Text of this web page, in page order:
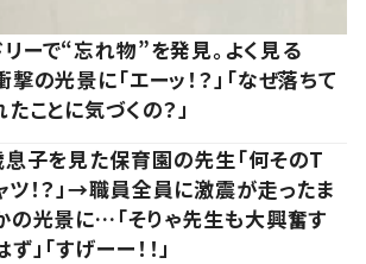
ーで“忘れ物”を発見。よく見る
の光景に「エーッ！？」「なぜ落ちて
たことに気づくの？」
子を見た保育園の先生「何そのT
ツ！？」→職員全員に激震が走ったま
の光景に…「そりゃ先生も大興奮す
ず」「すげーー！！」